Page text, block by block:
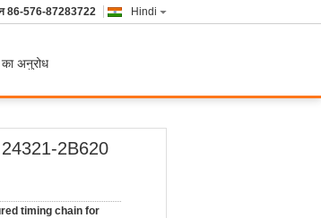
Hindi
86-576-87283722
अनुरोध
24321-2B620
timing chain for